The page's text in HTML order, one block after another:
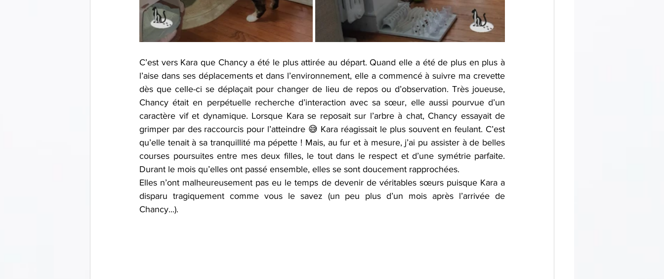
C’est vers Kara que Chancy a été le plus attirée au départ. Quand elle a été de plus en plus à
l’aise dans ses déplacements et dans l’environnement, elle a commencé à suivre ma crevette
dès que celle-ci se déplaçait pour changer de lieu de repos ou d’observation. Très joueuse,
Chancy était en perpétuelle recherche d’interaction avec sa sœur, elle aussi pourvue d’un
caractère vif et dynamique. Lorsque Kara se reposait sur l’arbre à chat, Chancy essayait de
grimper par des raccourcis pour l’atteindre 😅 Kara réagissait le plus souvent en feulant. C’est
qu’elle tenait à sa tranquillité ma pépette ! Mais, au fur et à mesure, j’ai pu assister à de belles
courses poursuites entre mes deux filles, le tout dans le respect et d’une symétrie parfaite.
Durant le mois qu’elles ont passé ensemble, elles se sont doucement rapprochées.
Elles n’ont malheureusement pas eu le temps de devenir de véritables sœurs puisque Kara a
disparu tragiquement comme vous le savez (un peu plus d’un mois après l’arrivée de
Chancy...).